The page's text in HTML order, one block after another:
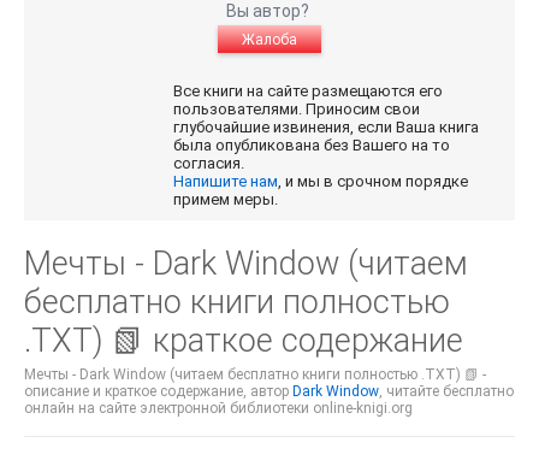
Вы автор?
Жалоба
Все книги на сайте размещаются его
пользователями. Приносим свои
глубочайшие извинения, если Ваша книга
была опубликована без Вашего на то
согласия.
Напишите нам, и мы в срочном порядке
примем меры.
Мечты - Dark Window (читаем
бесплатно книги полностью
.TXT) 📗 краткое содержание
Мечты - Dark Window (читаем бесплатно книги полностью .TXT) 📗 -
описание и краткое содержание, автор Dark Window, читайте бесплатно
онлайн на сайте электронной библиотеки online-knigi.org